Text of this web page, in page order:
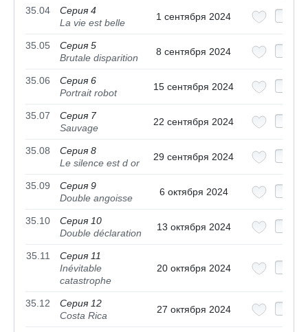
35.04
Серия 4
La vie est belle
1 сентября 2024
35.05
Серия 5
Brutale disparition
8 сентября 2024
35.06
Серия 6
Portrait robot
15 сентября 2024
35.07
Серия 7
Sauvage
22 сентября 2024
35.08
Серия 8
Le silence est d or
29 сентября 2024
35.09
Серия 9
Double angoisse
6 октября 2024
35.10
Серия 10
Double déclaration
13 октября 2024
35.11
Серия 11
Inévitable
catastrophe
20 октября 2024
35.12
Серия 12
Costa Rica
27 октября 2024